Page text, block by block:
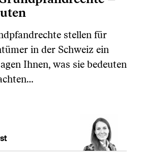
stellen für
in der Schweiz ein
Ihnen, was sie bedeuten